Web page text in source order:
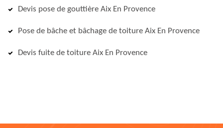
Devis pose de gouttière Aix En Provence
Pose de bâche et bâchage de toiture Aix En Provence
Devis fuite de toiture Aix En Provence